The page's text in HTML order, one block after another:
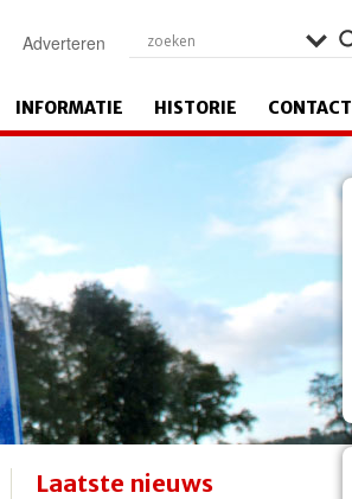
Adverteren
INFORMATIE HISTORIE CONTACT
Laatste nieuws